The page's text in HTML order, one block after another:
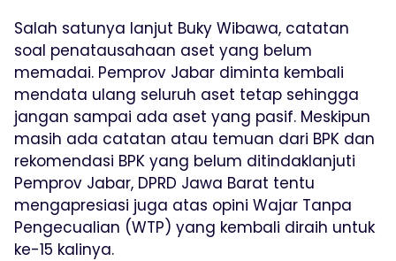
Salah satunya lanjut Buky Wibawa, catatan
soal penatausahaan aset yang belum
memadai. Pemprov Jabar diminta kembali
mendata ulang seluruh aset tetap sehingga
jangan sampai ada aset yang pasif. Meskipun
masih ada catatan atau temuan dari BPK dan
rekomendasi BPK yang belum ditindaklanjuti
Pemprov Jabar, DPRD Jawa Barat tentu
mengapresiasi juga atas opini Wajar Tanpa
Pengecualian (WTP) yang kembali diraih untuk
ke-15 kalinya.